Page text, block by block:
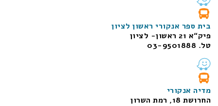
בית ספר אנקורי ראשון לציון
פיק“א 21 ראשון- לציון
טל. 03-9501888
מדיה אנקורי
החרושת 18, רמת השרון